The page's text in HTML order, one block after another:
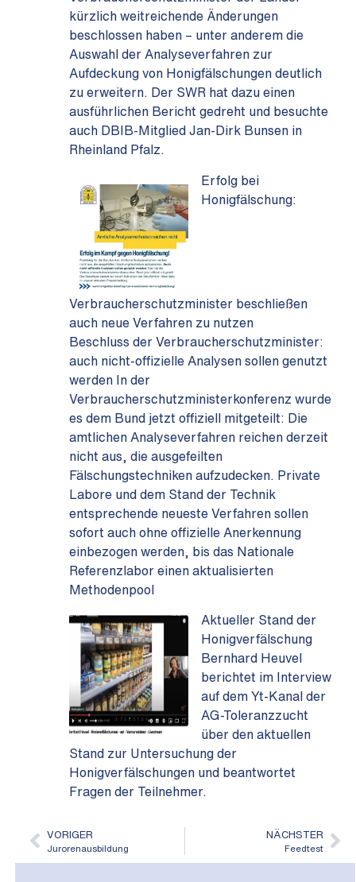
kürzlich weitreichende Änderungen
beschlossen haben – unter anderem die
Auswahl der Analyseverfahren zur
Aufdeckung von Honigfälschungen deutlich
zu erweitern. Der SWR hat dazu einen
ausführlichen Bericht gedreht und besuchte
auch DBIB-Mitglied Jan-Dirk Bunsen in
Rheinland Pfalz.
Erfolg bei
Honigfälschung:
Verbraucherschutzminister beschließen
auch neue Verfahren zu nutzen
Beschluss der Verbraucherschutzminister:
auch nicht-offizielle Analysen sollen genutzt
werden In der
Verbraucherschutzministerkonferenz wurde
es dem Bund jetzt offiziell mitgeteilt: Die
amtlichen Analyseverfahren reichen derzeit
nicht aus, die ausgefeilten
Fälschungstechniken aufzudecken. Private
Labore und dem Stand der Technik
entsprechende neueste Verfahren sollen
sofort auch ohne offizielle Anerkennung
einbezogen werden, bis das Nationale
Referenzlabor einen aktualisierten
Methodenpool
Aktueller Stand der
Honigverfälschung
Bernhard Heuvel
berichtet im Interview
auf dem Yt-Kanal der
AG-Toleranzzucht
über den aktuellen
Stand zur Untersuchung der
Honigverfälschungen und beantwortet
Fragen der Teilnehmer.
VORIGER
Jurorenausbildung
NÄCHSTER
Feedtest